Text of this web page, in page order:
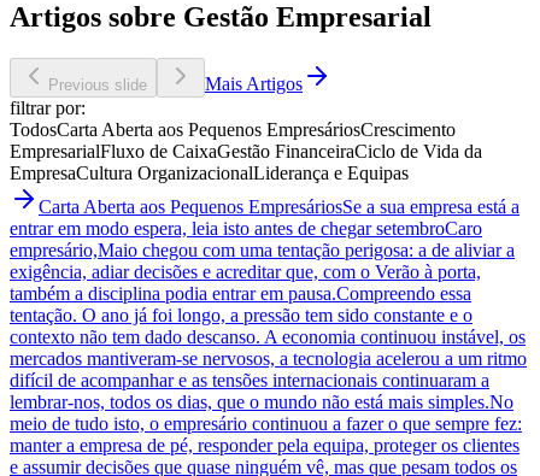
Artigos sobre Gestão Empresarial
Previous slide
Mais Artigos
filtrar por:
TodosCarta Aberta aos Pequenos EmpresáriosCrescimento
EmpresarialFluxo de CaixaGestão FinanceiraCiclo de Vida da
EmpresaCultura OrganizacionalLiderança e Equipas
Carta Aberta aos Pequenos EmpresáriosSe a sua empresa está a
entrar em modo espera, leia isto antes de chegar setembroCaro
empresário,Maio chegou com uma tentação perigosa: a de aliviar a
exigência, adiar decisões e acreditar que, com o Verão à porta,
também a disciplina podia entrar em pausa.Compreendo essa
tentação. O ano já foi longo, a pressão tem sido constante e o
contexto não tem dado descanso. A economia continuou instável, os
mercados mantiveram-se nervosos, a tecnologia acelerou a um ritmo
difícil de acompanhar e as tensões internacionais continuaram a
lembrar-nos, todos os dias, que o mundo não está mais simples.No
meio de tudo isto, o empresário continuou a fazer o que sempre fez:
manter a empresa de pé, responder pela equipa, proteger os clientes
e assumir decisões que quase ninguém vê, mas que pesam todos os